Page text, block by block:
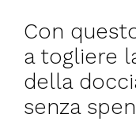
Con
a togliere
della
senza